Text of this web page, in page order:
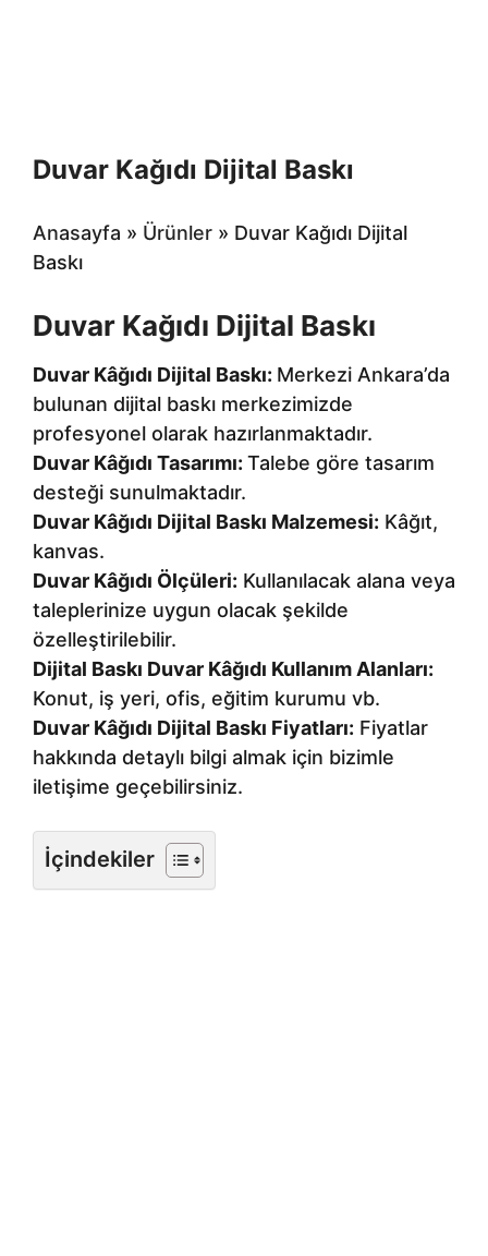
Duvar Kağıdı Dijital Baskı
Anasayfa » Ürünler » Duvar Kağıdı Dijital
Baskı
Duvar Kağıdı Dijital Baskı
Duvar Kâğıdı Dijital Baskı: Merkezi Ankara’da
bulunan dijital baskı merkezimizde
profesyonel olarak hazırlanmaktadır.
Duvar Kâğıdı Tasarımı: Talebe göre tasarım
desteği sunulmaktadır.
Duvar Kâğıdı Dijital Baskı Malzemesi: Kâğıt,
kanvas.
Duvar Kâğıdı Ölçüleri: Kullanılacak alana veya
taleplerinize uygun olacak şekilde
özelleştirilebilir.
Dijital Baskı Duvar Kâğıdı Kullanım Alanları:
Konut, iş yeri, ofis, eğitim kurumu vb.
Duvar Kâğıdı Dijital Baskı Fiyatları: Fiyatlar
hakkında detaylı bilgi almak için bizimle
iletişime geçebilirsiniz.
İçindekiler